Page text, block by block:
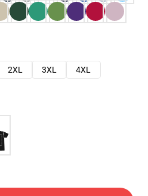
2XL 3XL
4XL